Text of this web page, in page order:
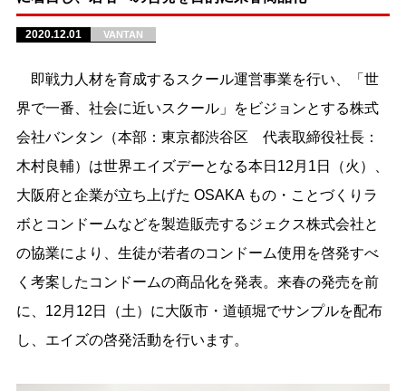
2020.12.01 VANTAN
即戦力人材を育成するスクール運営事業を行い、「世
界で一番、社会に近いスクール」をビジョンとする株式
会社バンタン（本部：東京都渋谷区 代表取締役社長：
木村良輔）は世界エイズデーとなる本日12月1日（火）、
大阪府と企業が立ち上げた OSAKA もの・ことづくりラ
ボとコンドームなどを製造販売するジェクス株式会社と
の協業により、生徒が若者のコンドーム使用を啓発すべ
く考案したコンドームの商品化を発表。来春の発売を前
に、12月12日（土）に大阪市・道頓堀でサンプルを配布
し、エイズの啓発活動を行います。